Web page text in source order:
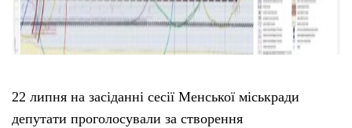
22 липня на засіданні сесії Менської міськради
депутати проголосували за створення